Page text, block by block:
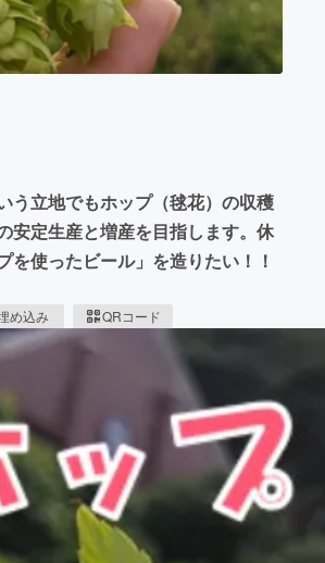
う立地でもホップ（毬花）の収穫
安定生産と増産を目指します。休
使ったビール」を造りたい！！
め込み QRコード